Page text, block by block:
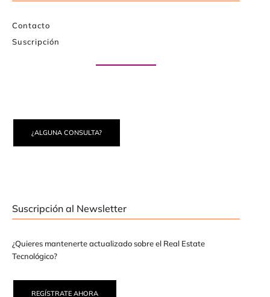
Contacto
Suscripción
¿ALGUNA CONSULTA?
Suscripción al Newsletter
¿Quieres mantenerte actualizado sobre el Real Estate
Tecnológico?
REGÍSTRATE AHORA